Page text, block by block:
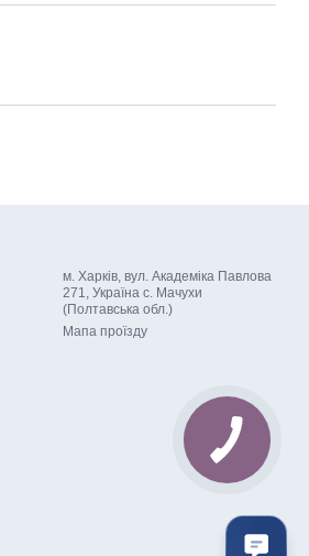
м. Харків, вул. Академіка Павлова
271, Україна с. Мачухи
(Полтавська обл.)
Мапа проїзду